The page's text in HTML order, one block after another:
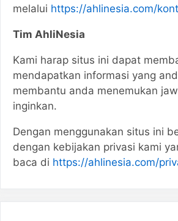
melalui https://ahlinesia.com/
Tim AhliNesia
Kami harap situs ini dapat
mendapatkan informasi yang
membantu anda menemukan
inginkan.
Dengan menggunakan situs ini
dengan kebijakan privasi kami
baca di https://ahlinesia.com/